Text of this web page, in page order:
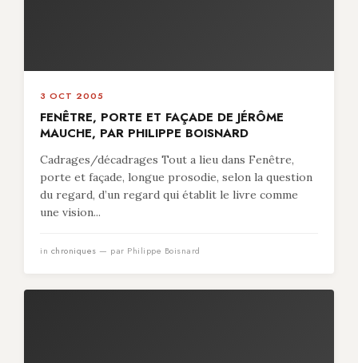
3 OCT 2005
FENÊTRE, PORTE ET FAÇADE DE JÉRÔME
MAUCHE, PAR PHILIPPE BOISNARD
Cadrages/décadrages Tout a lieu dans Fenêtre,
porte et façade, longue prosodie, selon la question
du regard, d’un regard qui établit le livre comme
une vision...
in chroniques — par Philippe Boisnard